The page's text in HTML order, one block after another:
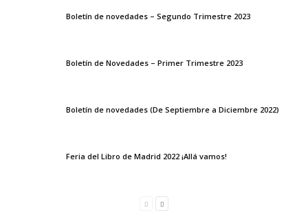
Boletín de novedades – Segundo Trimestre 2023
Boletín de Novedades – Primer Trimestre 2023
Boletín de novedades (De Septiembre a Diciembre 2022)
Feria del Libro de Madrid 2022 ¡Allá vamos!